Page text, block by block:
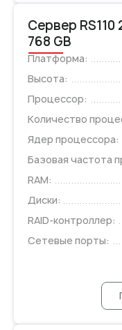
Сервер RS110
768 GB
Платформа:
Высота:
Процессор:
Количество
Ядер процессора:
Базовая частота
RAM:
Диски:
RAID-контроллер:
Сетевые порты: